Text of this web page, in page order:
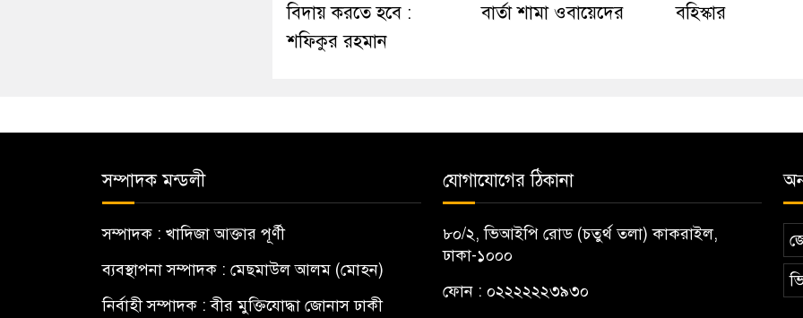
বিদায় করতে হবে :
শফিকুর রহমান
বার্তা শামা ওবায়েদের
বহিস্কার
সম্পাদক মন্ডলী
সম্পাদক : খাদিজা আক্তার পূর্ণী
ব্যবস্থাপনা সম্পাদক : মেছমাউল আলম (মোহন)
নির্বাহী সম্পাদক : বীর মুক্তিযোদ্ধা জোনাস ঢাকী
যোগাযোগের ঠিকানা
৮০/২, ভিআইপি রোড (চতুর্থ তলা) কাকরাইল,
ঢাকা-১০০০
ফোন : ০২২২২২২৩৯৩০